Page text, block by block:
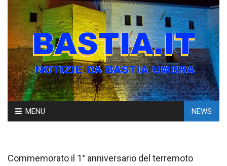
Skip
to
MENU NEWS
Commemorato il 1° anniversario del terremoto